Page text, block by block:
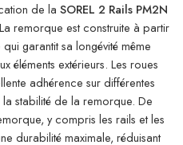
de la SOREL 2 Rails PM2N
remorque est construite à partir
garantit sa longévité même
éléments extérieurs. Les roues
adhérence sur différentes
stabilité de la remorque. De
y compris les rails et les
durabilité maximale, réduisant